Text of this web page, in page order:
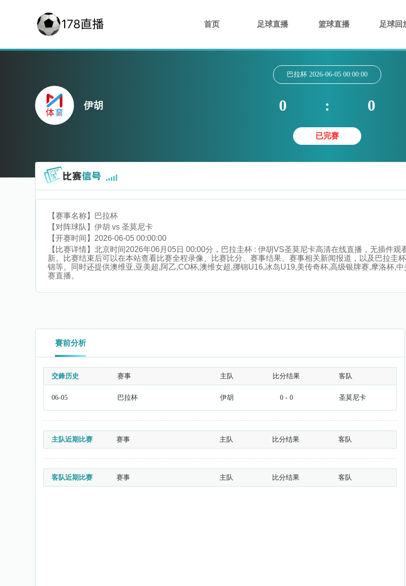
首页 足球直播 篮球直播 足球回
伊胡
巴拉杯 2026-06-05 00:00:00
0 : 0
已完赛
【赛事名称】
巴拉杯
【对阵球队】 伊胡 vs 圣莫尼卡
【开赛时间】 2026-06-05 00:00:00
【比赛详情】 北京时间2026年06月05日 00:00分，巴拉圭杯 : 伊胡VS圣莫尼卡高清在线直播，无插件
新。比赛结束后可以在本站查看比赛全程录像、比赛比分、赛事结果、赛事相关新闻报道，以及巴拉圭
锦等。同时还提供澳维亚,亚美超,阿乙,CO杯,澳维女超,挪锦U16,冰岛U19,美传奇杯,高级银牌赛,摩洛杯,
赛直播。
賽前分析
交鋒历史 赛事 主队 比分结果 客队
06-05 巴拉杯 伊胡 0 - 0 圣莫尼卡
主队近期比赛 赛事 主队 比分结果 客队
客队近期比赛 赛事 主队 比分结果 客队